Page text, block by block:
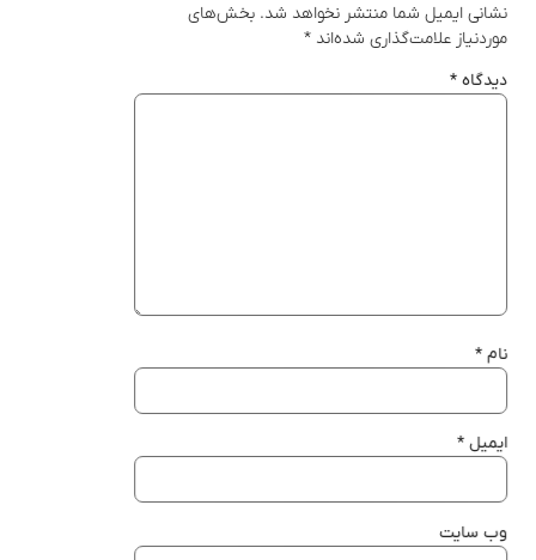
نشانی ایمیل شما منتشر نخواهد شد. بخش‌های
موردنیاز علامت‌گذاری شده‌اند *
دیدگاه *
نام *
ایمیل *
وب‌ سایت